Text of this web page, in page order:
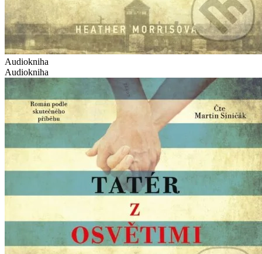
Audiokniha
Audiokniha